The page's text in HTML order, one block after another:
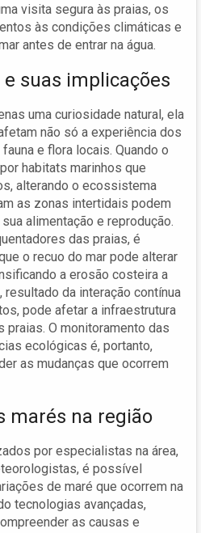
visita segura às praias, os
às condições climáticas e
antes de entrar na água.
suas implicações
uma curiosidade natural, ela
não só a experiência dos
e flora locais. Quando o
habitats marinhos que
alterando o ecossistema
as zonas intertidais podem
alimentação e reprodução.
das praias, é
o recuo do mar pode alterar
a erosão costeira a
resultado da interação contínua
pode afetar a infraestrutura
praias. O monitoramento das
ecológicas é, portanto,
as mudanças que ocorrem
marés na região
por especialistas na área,
é possível
de maré que ocorrem na
tecnologias avançadas,
as causas e